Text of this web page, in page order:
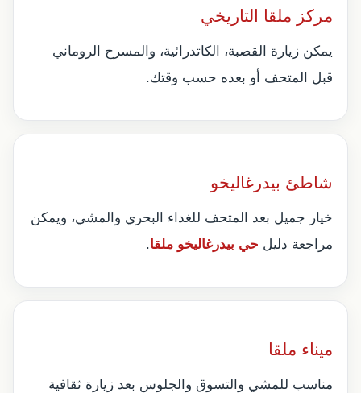
مركز ملقا التاريخي
يمكن زيارة القصبة، الكاتدرائية، والمسرح الروماني
قبل المتحف أو بعده حسب وقتك.
شاطئ بيدرغاليخو
خيار جميل بعد المتحف للغداء البحري والمشي، ويمكن
مراجعة دليل حي بيدرغاليخو ملقا.
ميناء ملقا
مناسب للمشي والتسوق والجلوس بعد زيارة ثقافية